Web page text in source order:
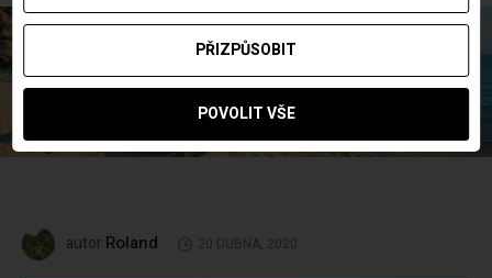
autor Roland 20 DUBNA, 2020
PŘIZPŮSOBIT
POVOLIT VŠE